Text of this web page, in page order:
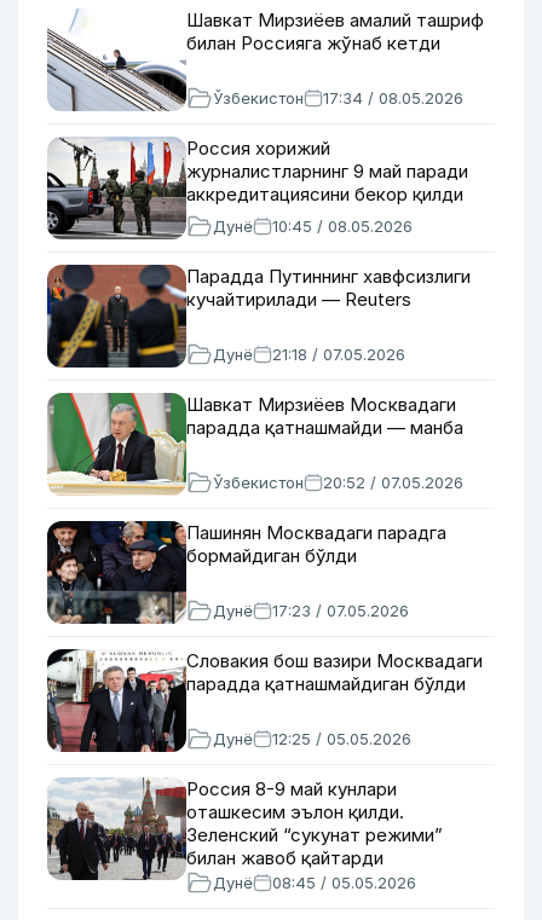
Шавкат Мирзиёев амалий ташриф
билан Россияга жўнаб кетди
Ўзбекистон 17:34 / 08.05.2026
Россия хорижий
журналистларнинг 9 май паради
аккредитациясини бекор қилди
Дунё 10:45 / 08.05.2026
Парадда Путиннинг хавфсизлиги
кучайтирилади — Reuters
Дунё 21:18 / 07.05.2026
Шавкат Мирзиёев Москвадаги
парадда қатнашмайди — манба
Ўзбекистон 20:52 / 07.05.2026
Пашинян Москвадаги парадга
бормайдиган бўлди
Дунё 17:23 / 07.05.2026
Словакия бош вазири Москвадаги
парадда қатнашмайдиган бўлди
Дунё 12:25 / 05.05.2026
Россия 8-9 май кунлари
оташкесим эълон қилди.
Зеленский “сукунат режими”
билан жавоб қайтарди
Дунё 08:45 / 05.05.2026